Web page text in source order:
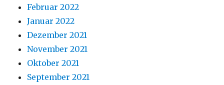
Februar 2022
Januar 2022
Dezember 2021
November 2021
Oktober 2021
September 2021